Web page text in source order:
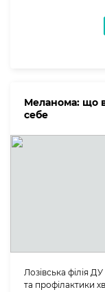
Меланома: що
себе
Лозівська філія
та профілактики